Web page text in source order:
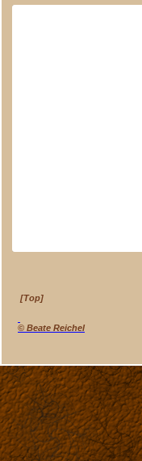
[Top]
© Beate Reichel
überspringen